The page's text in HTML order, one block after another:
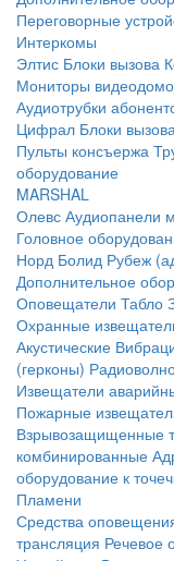
Переговорные
Интеркомы
Элтис Блоки вызова
Мониторы
Аудиотрубки
Цифрал Блоки
Пульты консъержа
оборудование
MARSHAL
Олевс Аудиопанели
Головное
Норд Болид Рубеж
Дополнительное
Оповещатели Табло
Охранные
Акустические
(герконы)
Извещатели
Пожарные
Взрывозащищенные
комбинированные
оборудование к
Пламени
Средства
трансляция Речевое